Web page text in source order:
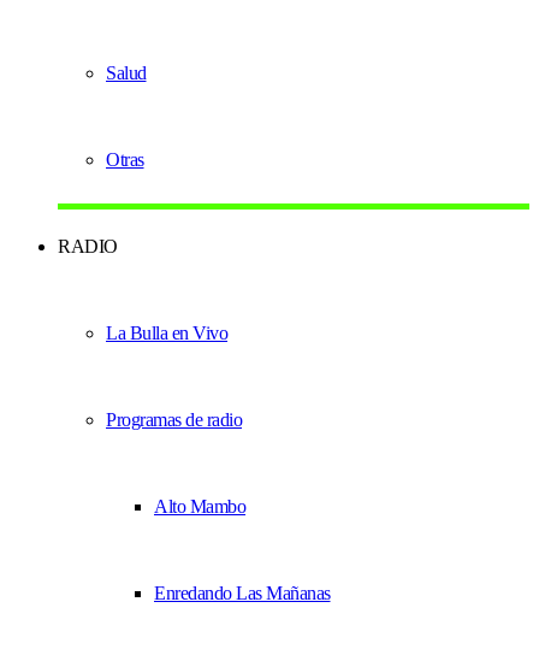
Salud
Otras
RADIO
La Bulla en Vivo
Programas de radio
Alto Mambo
Enredando Las Mañanas